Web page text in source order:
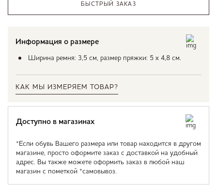
БЫСТРЫЙ ЗАКАЗ
Информация о размере
Ширина ремня: 3,5 см, размер пряжки: 5 х 4,8 см.
КАК МЫ ИЗМЕРЯЕМ ТОВАР?
Доступно в магазинах
*Если обувь Вашего размера или товар находится в другом
магазине, просто оформите заказ с доставкой на удобный
адрес. Вы также можете оформить заказ в любой наш
магазин с пометкой *самовывоз.